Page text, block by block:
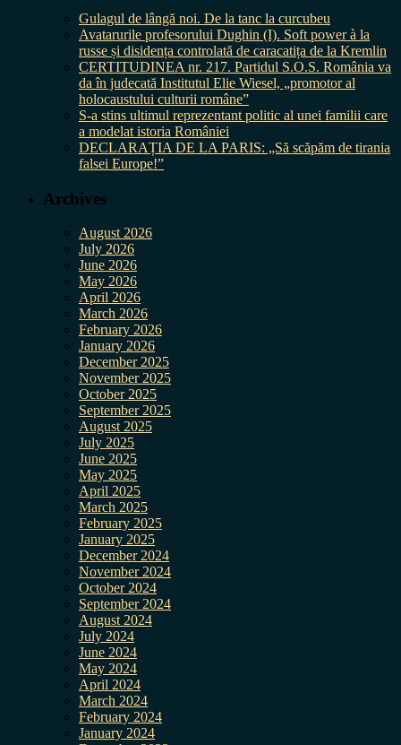
Gulagul de lângă noi. De la tanc la curcubeu
Avatarurile profesorului Dughin (I). Soft power à la
russe și disidența controlată de caracatița de la Kremlin
CERTITUDINEA nr. 217. Partidul S.O.S. România va
da în judecată Institutul Elie Wiesel, „promotor al
holocaustului culturii române”
S-a stins ultimul reprezentant politic al unei familii care
a modelat istoria României
DECLARAȚIA DE LA PARIS: „Să scăpăm de tirania
falsei Europe!”
Archives
August 2026
July 2026
June 2026
May 2026
April 2026
March 2026
February 2026
January 2026
December 2025
November 2025
October 2025
September 2025
August 2025
July 2025
June 2025
May 2025
April 2025
March 2025
February 2025
January 2025
December 2024
November 2024
October 2024
September 2024
August 2024
July 2024
June 2024
May 2024
April 2024
March 2024
February 2024
January 2024